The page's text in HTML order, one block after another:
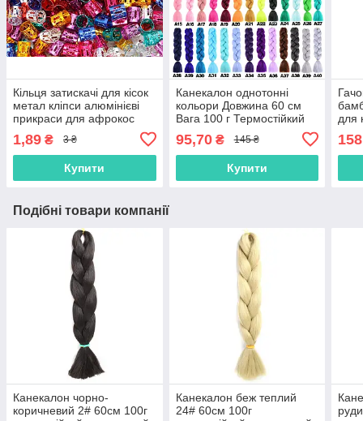
Кільця затискачі для кісок
метал кліпси алюмінієві
прикраси для афрокос
зачісок дред
1,89 ₴ 3 ₴
Купити
Канекалон однотонні
кольори Довжина 60 см
Вага 100 г Термостійкий
95,70₴ 145 ₴
Купити
для
158
Подібні товари компанії
Канекалон чорно-
коричневий 2# 60см 100г
Канекалон беж теплий
24# 60см 100г